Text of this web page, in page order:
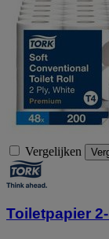
Vergelijken
Toiletpapier